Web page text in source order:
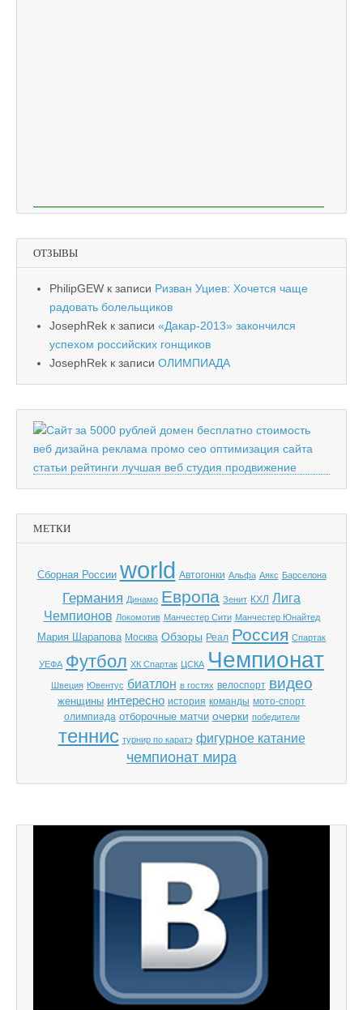
ОТЗЫВЫ
PhilipGEW к записи Ризван Уциев: Хочется чаще
радовать болельщиков
JosephRek к записи «Дакар-2013» закончился
успехом российских гонщиков
JosephRek к записи ОЛИМПИАДА
МЕТКИ
Cборная России world Автогонки Альфа Аякс Барселона
Германия Динамо Европа Зенит КХЛ Лига
Чемпионов Локомотив Манчестер Сити Манчестер Юнайтед
Мария Шарапова Москва Обзоры Реал Россия Спартак
УЕФА Футбол ХК Спартак ЦСКА Чемпионат
Швеция Ювентус биатлон в гостях велоспорт видео
женщины интересно история команды мото-спорт
олимпиада отборочные матчи очерки победители
теннис турнир по каратэ фигурное катание
чемпионат мира